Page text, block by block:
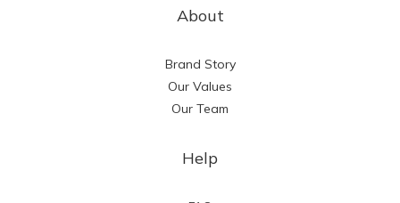
About
Brand Story
Our Values
Our Team
Help